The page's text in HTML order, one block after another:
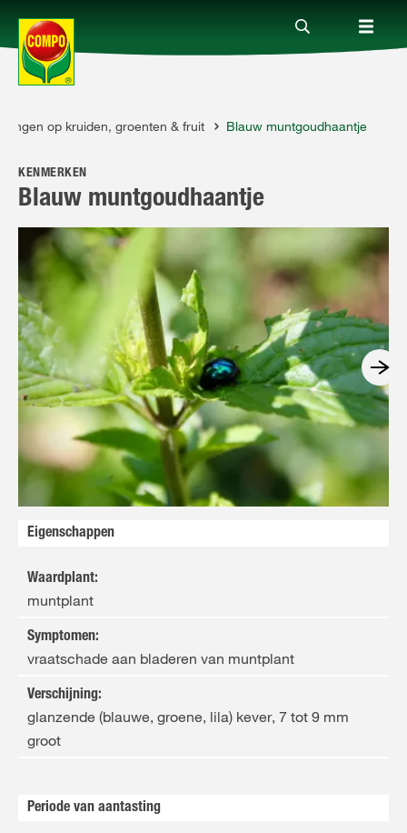
Producten
Advies
Thema's
Tot je dienst
Onderneming
op kruiden, groenten & fruit Blauw muntgoudhaantje
KENMERKEN
Blauw muntgoudhaantje
Eigenschappen
Waardplant:
muntplant
Symptomen:
vraatschade aan bladeren van muntplant
Verschijning:
glanzende (blauwe, groene, lila) kever, 7 tot 9 mm
groot
Periode van aantasting